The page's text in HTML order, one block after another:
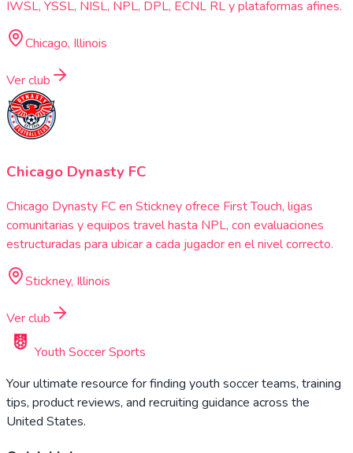
IWSL, YSSL, NISL, NPL, DPL, ECNL RL y plataformas afines.
Chicago, Illinois
Ver club
Chicago Dynasty FC
Chicago Dynasty FC en Stickney ofrece First Touch, ligas
comunitarias y equipos travel hasta NPL, con evaluaciones
estructuradas para ubicar a cada jugador en el nivel correcto.
Stickney, Illinois
Ver club
Youth Soccer Sports
Your ultimate resource for finding youth soccer teams, training
tips, product reviews, and recruiting guidance across the
United States.